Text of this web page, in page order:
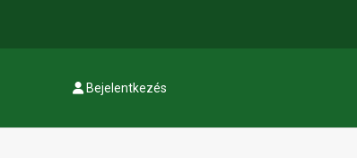
Bejelentkezés